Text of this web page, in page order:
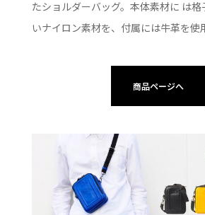
たショルダーバッグ。本体素材に は
いナイロン素材を、付属には牛革を使
商品ページへ